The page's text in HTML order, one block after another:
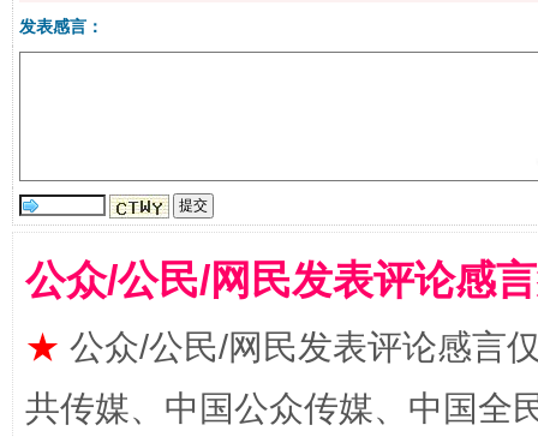
“刷贴”乱象丛生
揭批美国五大"原罪" "
发表感言：
公众/公民/网民发表评论感
★ 公众/公民/网民发表评论感言
共传媒、中国公众传媒、中国全